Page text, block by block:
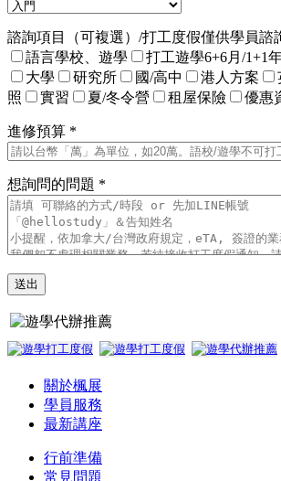
諮詢項目（可複選）/打工度假僅供學員諮
語言學校、遊學
打工遊學6+6月/1+1
大學
研究所 國/高中 港人方案
照
實習 夏/冬令營 租屋保險 優惠
進修預算 *
想詢問的問題 *
關於楓展
學員服務
最新講座
行前準備
常見問題